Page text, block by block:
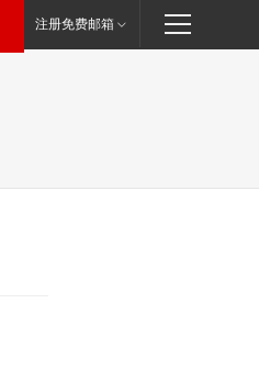
注册免费邮箱